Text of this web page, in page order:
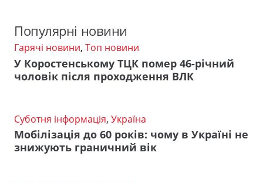
Популярні новини
Гарячі новини, Топ новини
У Коростенському ТЦК помер 46-річний
чоловік після проходження ВЛК
Суботня інформація, Україна
Мобілізація до 60 років: чому в Україні не
знижують граничний вік